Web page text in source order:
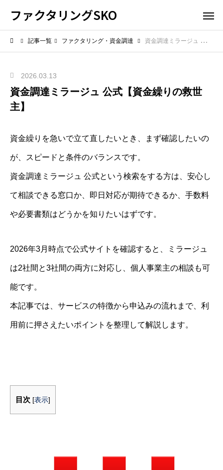
ファクタリングSKO
記事一覧 ファクタリング・資金調達 資金調達ミラージュ 公式【資金繰りの救世主】
2026.03.13
資金調達ミラージュ 公式【資金繰りの救世
主】
資金繰りを急いで立て直したいとき、まず確認したいの
が、スピードと条件のバランスです。
資金調達ミラージュ 公式という検索をする方は、安心し
て相談できる窓口か、即日対応が期待できるか、手数料
や必要書類はどうかを知りたいはずです。
2026年3月時点で公式サイトを確認すると、ミラージュ
は2社間と3社間の両方に対応し、個人事業主の相談も可
能です。
本記事では、サービスの特徴から申込みの流れまで、利
用前に押さえたいポイントを整理して解説します。
目次 [表示]